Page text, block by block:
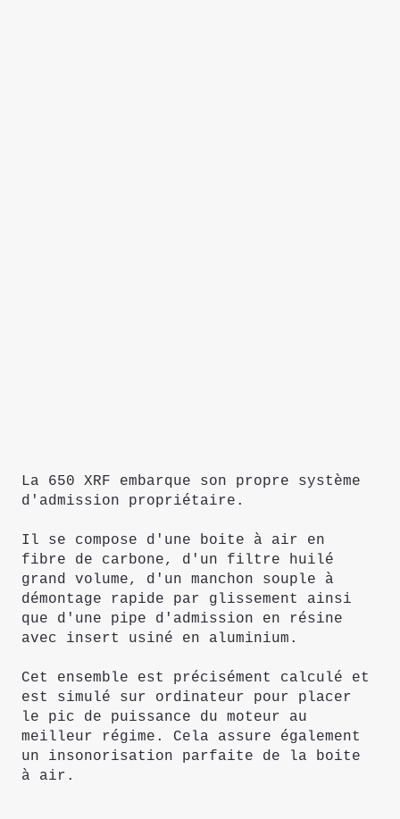
La 650 XRF embarque son propre système
d'admission propriétaire.
Il se compose d'une boite à air en
fibre de carbone, d'un filtre huilé
grand volume, d'un manchon souple à
démontage rapide par glissement ainsi
que d'une pipe d'admission en résine
avec insert usiné en aluminium.
Cet ensemble est précisément calculé et
est simulé sur ordinateur pour placer
le pic de puissance du moteur au
meilleur régime. Cela assure également
un insonorisation parfaite de la boite
à air.